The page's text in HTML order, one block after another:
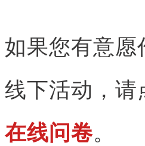
如果您有意愿
线下活动，请
在线问卷。